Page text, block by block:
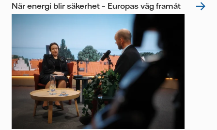
När energi blir säkerhet – Europas väg framåt